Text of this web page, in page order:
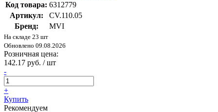
Код товара: 6312779
Артикул:
CV.110.05
Бренд:
MVI
На складе 23 шт
Обновлено 09.08.2026
Розничная цена:
142.17 руб. / шт
-
+
Купить
Рекомендуем